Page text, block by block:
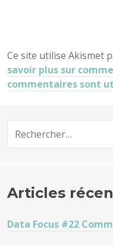
Ce site utilise Akismet
savoir plus sur
commentaires sont
Articles
Data Focus #22